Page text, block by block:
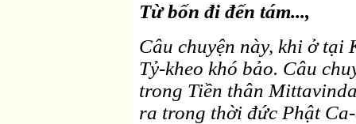
Từ bốn đi đến tám...,
Câu chuyện này, khi ở tại
Tỷ-kheo khó bảo. Câu
trong Tiền thân
ra trong thời đức Phật